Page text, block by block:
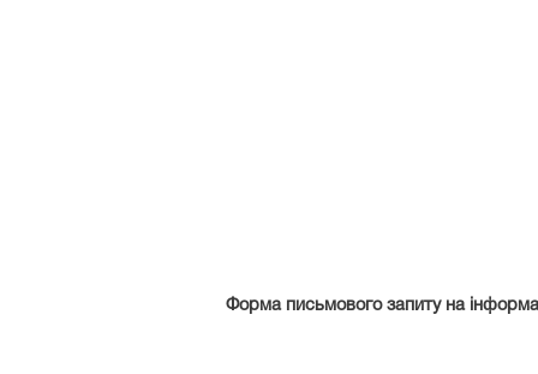
Форма письмового запиту на